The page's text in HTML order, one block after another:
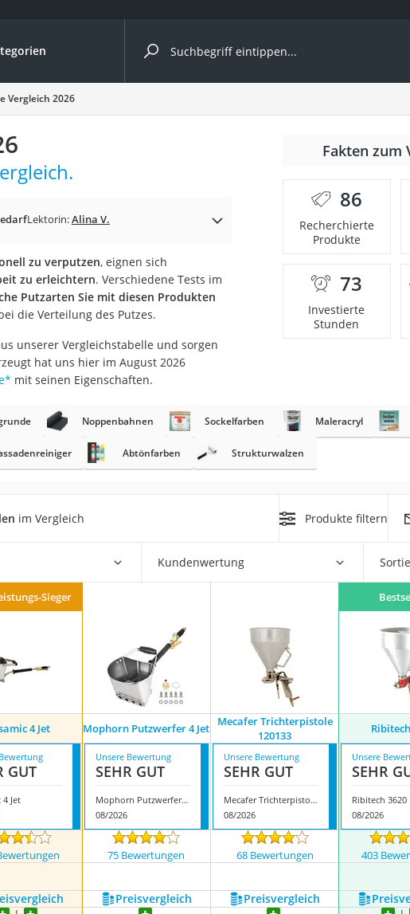
Vergleiche nach Kategorie
Rasenmäher
2 Innengeräte
mit Elektrostart
Palmen
Vergleich 2026
Lektorin:Alina V.
zu verputzen, eignen sich
zu erleichtern. Verschiedene Tests im
Putzarten Sie mit diesen Produkten
die Verteilung des Putzes.
unserer Vergleichstabelle und sorgen
hat uns hier im August 2026
* mit seinen Eigenschaften.
Fakten zum
86
Recherchierte
Produkte
73
Investierte
Stunden
Noppenbahnen Sockelfarben Maleracryl
Abtönfarben Strukturwalzen
im Vergleich Produkte filtern
Kundenwertung
Sieger
4 Jet Mophorn Putzwerfer 4 Jet
Mecafer Trichterpistole
120133
GUT
Jet
Unsere Bewertung
SEHR GUT
Mophorn Putzwerfer 4 Jet
08/2026
Unsere Bewertung
SEHR GUT
Mecafer Trichterpistole 120133
08/2026
Unsere
SEHR
Ribitech 3620
08/2026
75 Bewertungen 68 Bewertungen 403
Preis­vergleich Preis­vergleich